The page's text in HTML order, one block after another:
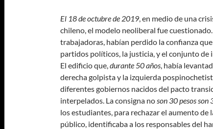
El 18 de octubre de 2019, en medio de una
chileno, el modelo neoliberal fue cuestionado.
trabajadoras, habían perdido la confianza
partidos políticos, la justicia, y el conjunto de
El edificio que,durante 50 años, había
derecha golpista y la izquierda
diferentes gobiernos nacidos del pacto
interpelados. La consigna noson 30 pesos son
los estudiantes, para rechazar el aumento
público, identificaba a los responsables del